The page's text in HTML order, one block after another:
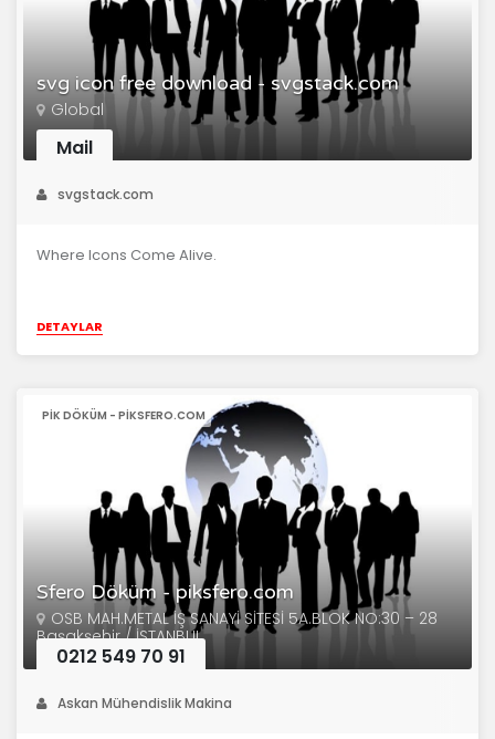
svg icon free download - svgstack.com
Global
Mail
svgstack.com
Where Icons Come Alive.
DETAYLAR
Sfero Döküm - piksfero.com
PIK DÖKÜM - PIKSFERO.COM
OSB MAH.METAL İŞ SANAYİ SİTESİ 5A.BLOK NO:30 – 28
Başakşehir / İSTANBUL
0212 549 70 91
Askan Mühendislik Makina